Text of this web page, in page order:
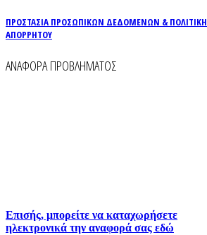
ΠΡΟΣΤΑΣΙΑ ΠΡΟΣΩΠΙΚΩΝ ΔΕΔΟΜΕΝΩΝ & ΠΟΛΙΤΙΚΗ
ΑΠΟΡΡΗΤΟΥ
ΑΝΑΦΟΡΑ ΠΡΟΒΛΗΜΑΤΟΣ
Επισής, μπορείτε να καταχωρήσετε
ηλεκτρονικά την αναφορά σας εδώ